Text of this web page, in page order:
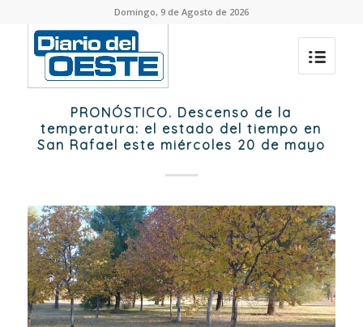
Domingo, 9 de Agosto de 2026
PRONÓSTICO. Descenso de la
temperatura: el estado del tiempo en
San Rafael este miércoles 20 de mayo